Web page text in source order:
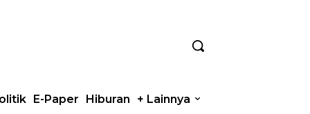
E-Paper Hiburan + Lainnya